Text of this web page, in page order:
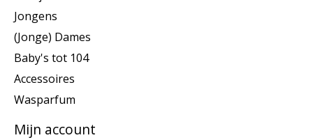
Jongens
(Jonge) Dames
Baby's tot 104
Accessoires
Wasparfum
Mijn account